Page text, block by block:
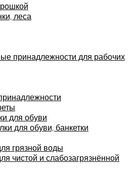
леса
принадлежности для рабочих
для обуви
для обуви, банкетки
грязной воды
чистой и слабозагрязнённой